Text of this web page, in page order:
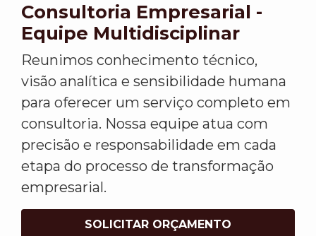
Consultoria Empresarial -
Equipe Multidisciplinar
Reunimos conhecimento técnico,
visão analítica e sensibilidade humana
para oferecer um serviço completo em
consultoria. Nossa equipe atua com
precisão e responsabilidade em cada
etapa do processo de transformação
empresarial.
SOLICITAR ORÇAMENTO